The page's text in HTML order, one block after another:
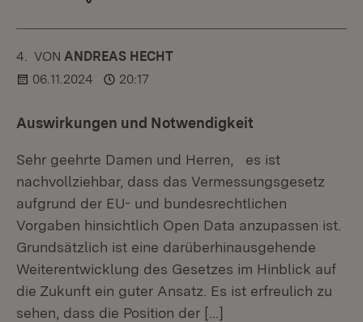
4. KOMMENTAR
VON :ANDREAS HECHT
06.11.2024
20:17
Auswirkungen und Notwendigkeit
Sehr geehrte Damen und Herren, es ist
nachvollziehbar, dass das Vermessungsgesetz
aufgrund der EU- und bundesrechtlichen
Vorgaben hinsichtlich Open Data anzupassen ist.
Grundsätzlich ist eine darüberhinausgehende
Weiterentwicklung des Gesetzes im Hinblick auf
die Zukunft ein guter Ansatz. Es ist erfreulich zu
sehen, dass die Position der […]